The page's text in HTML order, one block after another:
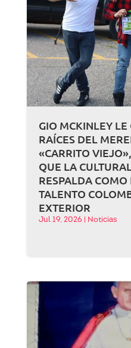
GIO MCKINLEY LE
RAÍCES DEL
«CARRITO
QUE LA
RESPALDA COMO
TALENTO
EXTERIOR
Jul 19, 2026 Noticias